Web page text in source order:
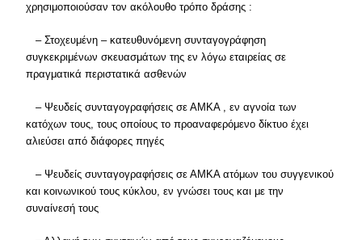
χρησιμοποιούσαν τον ακόλουθο τρόπο δράσης :
– Στοχευμένη – κατευθυνόμενη συνταγογράφηση
συγκεκριμένων σκευασμάτων της εν λόγω εταιρείας σε
πραγματικά περιστατικά ασθενών
– Ψευδείς συνταγογραφήσεις σε ΑΜΚΑ , εν αγνοία των
κατόχων τους, τους οποίους το προαναφερόμενο δίκτυο έχει
αλιεύσει από διάφορες πηγές
– Ψευδείς συνταγογραφήσεις σε ΑΜΚΑ ατόμων του συγγενικού
και κοινωνικού τους κύκλου, εν γνώσει τους και με την
συναίνεσή τους